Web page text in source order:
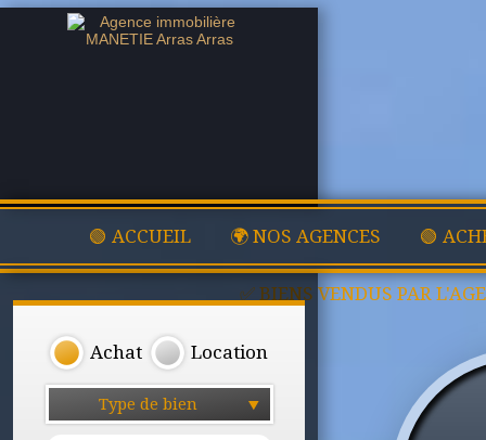
🟢 ACCUEIL 🌍 NOS AGENCES 🟢
✅ BIENS VENDUS PAR
Achat Location
Type de bien